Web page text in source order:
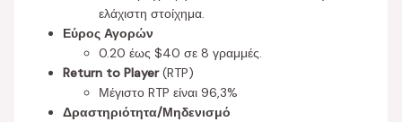
ελάχιστη στοίχημα.
Εύρος Αγορών
0.20 έως $40 σε 8 γραμμές.
Return to Player(RTP)
Μέγιστο RTP είναι 96,3%
Δραστηριότητα/Μηδενισμό